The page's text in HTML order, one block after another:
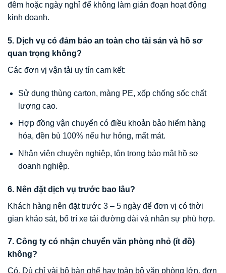
đêm hoặc ngày nghỉ để không làm gián đoạn hoạt động
kinh doanh.
5. Dịch vụ có đảm bảo an toàn cho tài sản và hồ sơ
quan trọng không?
Các đơn vị vận tải uy tín cam kết:
Sử dụng thùng carton, màng PE, xốp chống sốc chất
lượng cao.
Hợp đồng vận chuyển có điều khoản bảo hiểm hàng
hóa, đền bù 100% nếu hư hỏng, mất mát.
Nhân viên chuyên nghiệp, tôn trọng bảo mật hồ sơ
doanh nghiệp.
6. Nên đặt dịch vụ trước bao lâu?
Khách hàng nên đặt trước 3 – 5 ngày để đơn vị có thời
gian khảo sát, bố trí xe tải đường dài và nhân sự phù hợp.
7. Công ty có nhận chuyển văn phòng nhỏ (ít đồ)
không?
Có. Dù chỉ vài bộ bàn ghế hay toàn bộ văn phòng lớn, đơn